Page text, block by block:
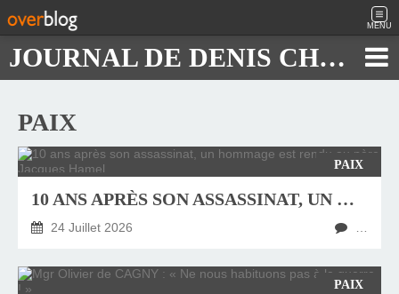
MENU
JOURNAL DE DENIS CHAUTARD
PAIX
PAIX
10 ANS APRÈS SON ASSASSINAT, UN HOMMAGE EST RENDU AU PÈRE JACQUES HAMEL
24 Juillet 2026
PAIX